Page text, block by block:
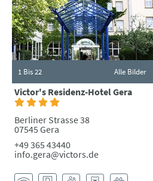
1 Bis 22 Alle Bilder
Victor's Residenz-Hotel Gera
Berliner Strasse 38
07545 Gera
+49 365 43440
info.gera@victors.de